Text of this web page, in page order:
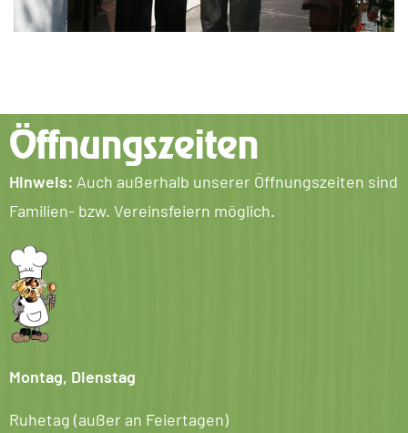
Öffnungszeiten
Hinweis: Auch außerhalb unserer Öffnungszeiten sind
Familien- bzw. Vereinsfeiern möglich.
Montag, Dienstag
Ruhetag (außer an Feiertagen)